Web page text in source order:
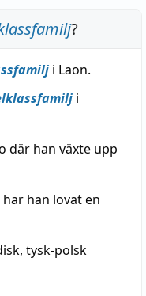
?
i Laon.
i
där han växte upp
han lovat en
tysk-polsk